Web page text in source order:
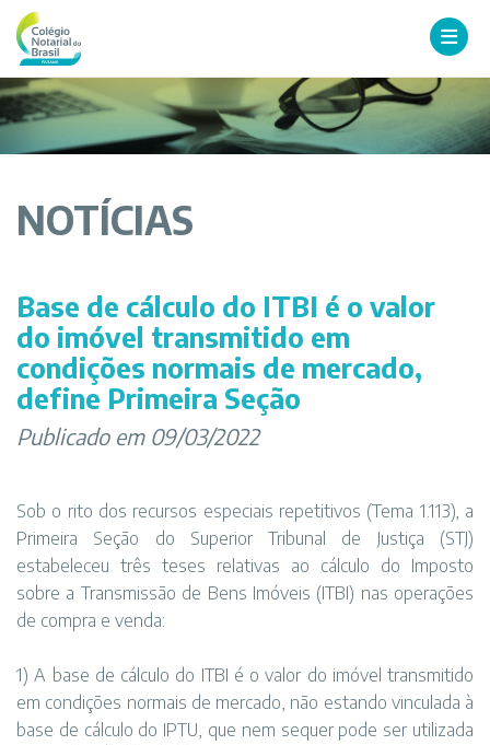
NOTÍCIAS
Base de cálculo do ITBI é o valor
do imóvel transmitido em
condições normais de mercado,
define Primeira Seção
Publicado em 09/03/2022
Sob o rito dos recursos especiais repetitivos (Tema 1.113), a
Primeira Seção do Superior Tribunal de Justiça (STJ)
estabeleceu três teses relativas ao cálculo do Imposto
sobre a Transmissão de Bens Imóveis (ITBI) nas operações
de compra e venda:
1) A base de cálculo do ITBI é o valor do imóvel transmitido
em condições normais de mercado, não estando vinculada à
base de cálculo do IPTU, que nem sequer pode ser utilizada